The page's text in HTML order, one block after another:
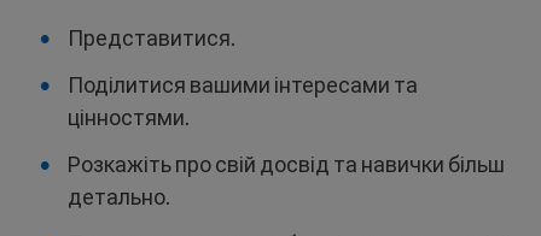
Представитися.
Поділитися вашими інтересами та
цінностями.
Розкажіть про свій досвід та навички більш
детально.